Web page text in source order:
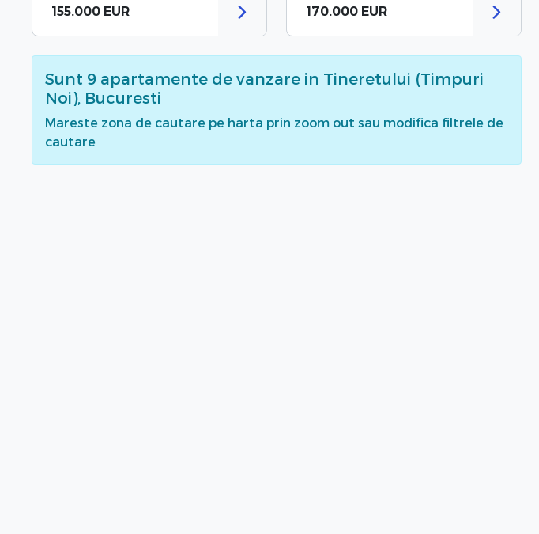
155.000 EUR 170.000 EUR
Sunt 9 apartamente de vanzare in Tineretului (Timpuri
Noi), Bucuresti
Mareste zona de cautare pe harta prin zoom out sau modifica filtrele de
cautare